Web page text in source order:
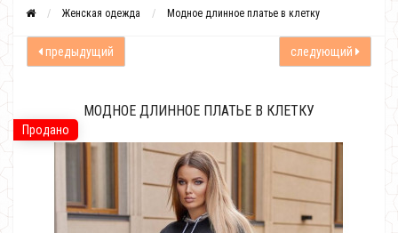
Женская одежда Модное длинное платье в клетку
предыдущий следующий
Продано
МОДНОЕ ДЛИННОЕ ПЛАТЬЕ В КЛЕТКУ